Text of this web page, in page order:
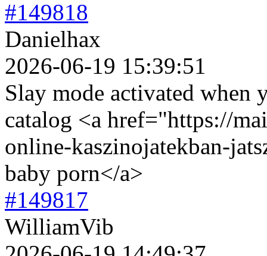
#149818
Danielhax
2026-06-19 15:39:51
Slay mode activated when
catalog <a href="https://
online-kaszinojatekban-
baby porn</a>
#149817
WilliamVib